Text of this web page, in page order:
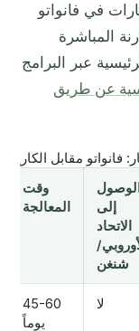
في فانواتو
المباشرة
عبر البرامج
عن طريق
مقابل الكاريبي
الوصول
إلى
الاتحاد
شنغن
وقت
المعالجة
لا
45-60
يوماً